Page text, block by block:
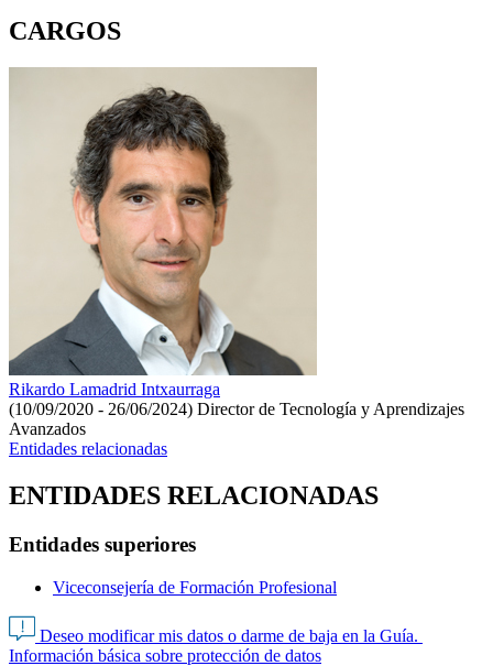
CARGOS
Rikardo Lamadrid Intxaurraga
(10/09/2020 - 26/06/2024) Director de Tecnología y Aprendizajes
Avanzados
Entidades relacionadas
ENTIDADES RELACIONADAS
Entidades superiores
Viceconsejería de Formación Profesional
Deseo modificar mis datos o darme de baja en la Guía.
Información básica sobre protección de datos